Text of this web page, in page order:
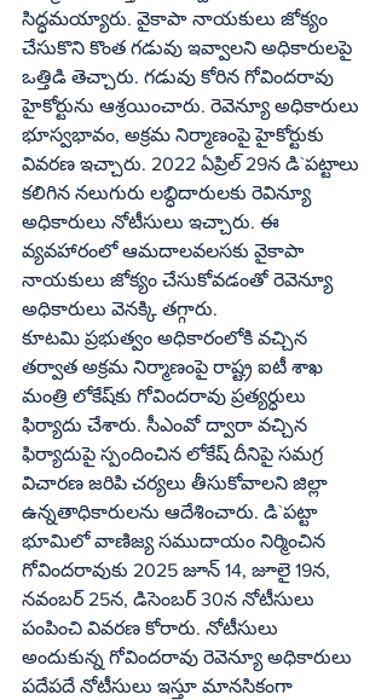
సిద్ధమయ్యారు. వైకాపా నాయకులు జోక్యం
చేసుకొని కొంత గడువు ఇవ్వాలని అధికారులపై
ఒత్తిడి తెచ్చారు. గడువు కోరిన గోవిందరావు
హైకోర్టును ఆశ్రయించారు. రెవెన్యూ అధికారులు
భూస్వభావం, అక్రమ నిర్మాణంపై హైకోర్టుకు
వివరణ ఇచ్చారు. 2022 ఏప్రిల్ 29న డి`పట్టాలు
కలిగిన నలుగురు లబ్ధిదారులకు రెవిన్యూ
అధికారులు నోటీసులు ఇచ్చారు. ఈ
వ్యవహారంలో ఆమదాలవలసకు వైకాపా
నాయకులు జోక్యం చేసుకోవడంతో రెవెన్యూ
అధికారులు వెనక్కి తగ్గారు.
కూటమి ప్రభుత్వం అధికారంలోకి వచ్చిన
తర్వాత అక్రమ నిర్మాణంపై రాష్ట్ర ఐటీ శాఖ
మంత్రి లోకేష్‌కు గోవిందరావు ప్రత్యర్ధులు
ఫిర్యాదు చేశారు. సీఎంవో ద్వారా వచ్చిన
ఫిర్యాదుపై స్పందించిన లోకేష్ దీనిపై సమగ్ర
విచారణ జరిపి చర్యలు తీసుకోవాలని జిల్లా
ఉన్నతాధికారులను ఆదేశించారు. డి`పట్టా
భూమిలో వాణిజ్య సముదాయం నిర్మించిన
గోవిందరావుకు 2025 జూన్ 14, జూలై 19న,
నవంబర్ 25న, డిసెంబర్ 30న నోటీసులు
పంపించి వివరణ కోరారు. నోటీసులు
అందుకున్న గోవిందరావు రెవెన్యూ అధికారులు
పదేపదే నోటీసులు ఇస్తూ మానసికంగా